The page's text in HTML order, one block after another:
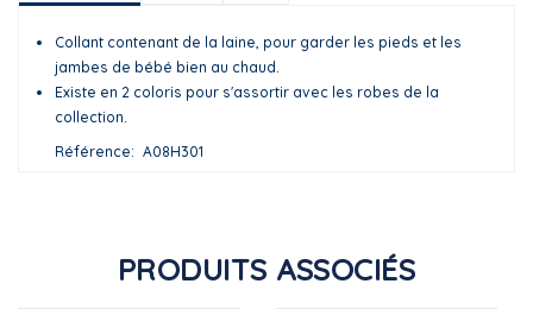
Collant contenant de la laine, pour garder les pieds et les
jambes de bébé bien au chaud.
Existe en 2 coloris pour s'assortir avec les robes de la
collection.
Référence
A08H301
PRODUITS ASSOCIÉS